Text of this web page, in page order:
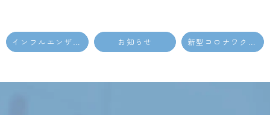
インフルエンザワクチン接種予約の開始のお知らせ お知らせ 新型コロナワクチン接種について